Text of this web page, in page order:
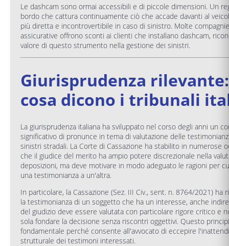
Le dashcam sono ormai accessibili e di piccole dimensioni. Un
bordo che cattura continuamente ciò che accade davanti al
più diretta e incontrovertibile in caso di sinistro. Molte compagnie
assicurative offrono sconti ai clienti che installano dashcam,
valore di questo strumento nella gestione dei sinistri.
Giurisprudenza rilevante:
cosa dicono i tribunali
La giurisprudenza italiana ha sviluppato nel corso degli anni un
significativo di pronunce in tema di valutazione delle
sinistri stradali. La Corte di Cassazione ha stabilito in numerose
che il giudice del merito ha ampio potere discrezionale nella
deposizioni, ma deve motivare in modo adeguato le ragioni per
una testimonianza a un'altra.
In particolare, la Cassazione (Sez. III Civ., sent. n. 8764/2021) ha
la testimonianza di un soggetto che ha un interesse, anche
del giudizio deve essere valutata con particolare rigore critico e
sola fondare la decisione senza riscontri oggettivi. Questo
fondamentale perché consente all'avvocato di eccepire
strutturale dei testimoni interessati.